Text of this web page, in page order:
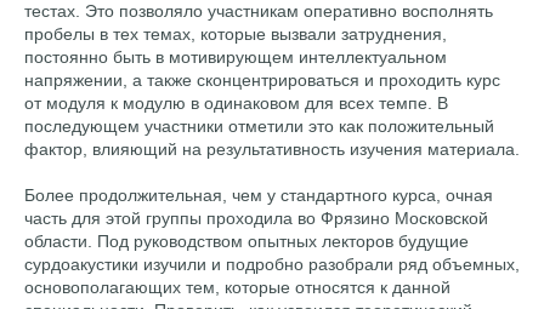
тестах. Это позволяло участникам оперативно восполнять
пробелы в тех темах, которые вызвали затруднения,
постоянно быть в мотивирующем интеллектуальном
напряжении, а также сконцентрироваться и проходить курс
от модуля к модулю в одинаковом для всех темпе. В
последующем участники отметили это как положительный
фактор, влияющий на результативность изучения материала.
Более продолжительная, чем у стандартного курса, очная
часть для этой группы проходила во Фрязино Московской
области. Под руководством опытных лекторов будущие
сурдоакустики изучили и подробно разобрали ряд объемных,
основополагающих тем, которые относятся к данной